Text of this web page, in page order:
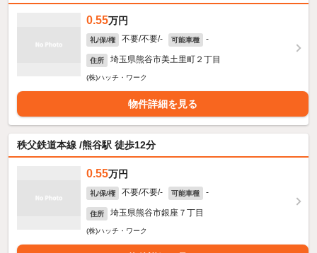
0.55万円
礼/保/権 不要/不要/- 可能車種 -
住所 埼玉県熊谷市美土里町２丁目
(株)ハッチ・ワーク
物件詳細を見る
秩父鉄道本線 /熊谷駅 徒歩12分
0.55万円
礼/保/権 不要/不要/- 可能車種 -
住所 埼玉県熊谷市銀座７丁目
(株)ハッチ・ワーク